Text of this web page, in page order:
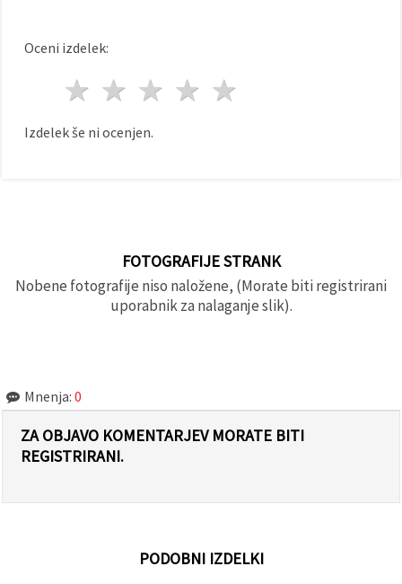
Oceni izdelek:
4 zvezde
3 zvezde
2 zvezde
1 zvezda
Izdelek še ni ocenjen.
FOTOGRAFIJE STRANK
Nobene fotografije niso naložene, (Morate biti registrirani
uporabnik za nalaganje slik).
Mnenja: 0
ZA OBJAVO KOMENTARJEV MORATE BITI
REGISTRIRANI.
PODOBNI IZDELKI